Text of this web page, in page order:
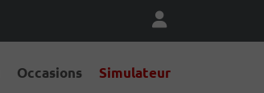
Occasions Simulateur